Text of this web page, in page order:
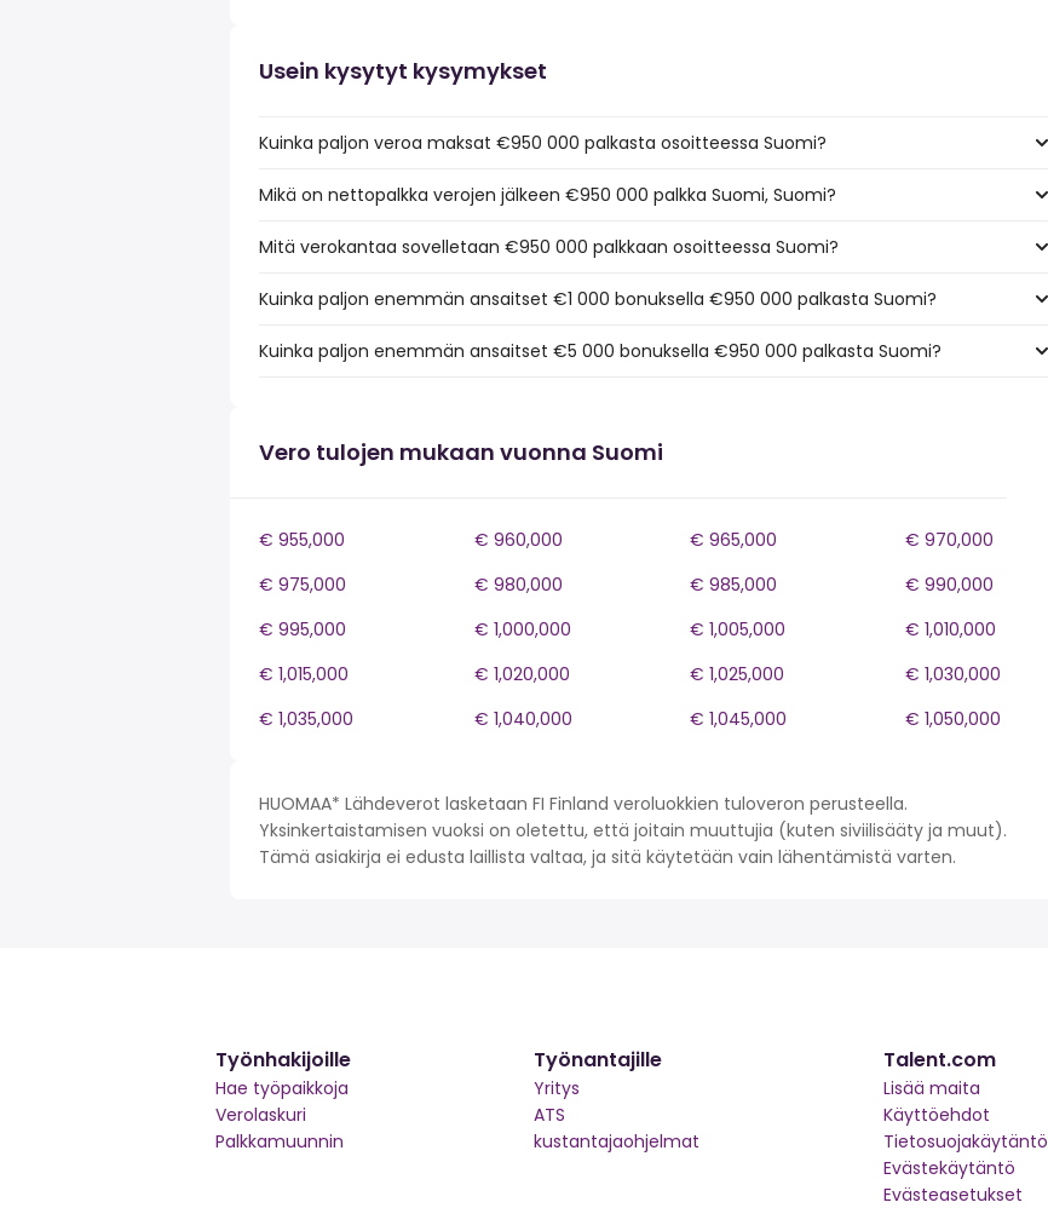
Usein kysytyt kysymykset
Kuinka paljon veroa maksat €950 000 palkasta osoitteessa Suomi?
Mikä on nettopalkka verojen jälkeen €950 000 palkka Suomi, Suomi?
Mitä verokantaa sovelletaan €950 000 palkkaan osoitteessa Suomi?
Kuinka paljon enemmän ansaitset €1 000 bonuksella €950 000 palkasta Suomi?
Kuinka paljon enemmän ansaitset €5 000 bonuksella €950 000 palkasta Suomi?
Vero tulojen mukaan vuonna Suomi
€ 955,000 € 960,000 € 965,000
€ 970,000
€ 975,000
€ 980,000 € 985,000
€ 990,000
€ 995,000
€ 1,000,000 € 1,005,000
€ 1,010,000
€ 1,015,000
€ 1,020,000 € 1,025,000
€ 1,030,000
€ 1,035,000
€ 1,040,000 € 1,045,000 € 1,050,000
HUOMAA* Lähdeverot lasketaan FI Finland veroluokkien tuloveron perusteella.
Yksinkertaistamisen vuoksi on oletettu, että joitain muuttujia (kuten siviilisääty ja muut).
Tämä asiakirja ei edusta laillista valtaa, ja sitä käytetään vain lähentämistä varten.
Työnhakijoille
Hae työpaikkoja
Verolaskuri
Palkkamuunnin
Työnantajille
Yritys
ATS
kustantajaohjelmat
Talent.com
Lisää maita
Käyttöehdot
Tietosuojakäytäntö
Evästekäytäntö
Evästeasetukset